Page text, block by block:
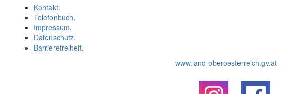
Kontakt.
Telefonbuch.
Impressum.
Datenschutz.
Barrierefreiheit.
www.land-oberoesterreich.gv.at